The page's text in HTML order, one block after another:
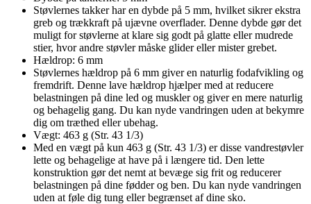
Støvlernes takker har en dybde på 5 mm, hvilket sikrer ekstra
greb og trækkraft på ujævne overflader. Denne dybde gør det
muligt for støvlerne at klare sig godt på glatte eller mudrede
stier, hvor andre støvler måske glider eller mister grebet.
Hældrop: 6 mm
Støvlernes hældrop på 6 mm giver en naturlig fodafvikling og
fremdrift. Denne lave hældrop hjælper med at reducere
belastningen på dine led og muskler og giver en mere naturlig
og behagelig gang. Du kan nyde vandringen uden at bekymre
dig om træthed eller ubehag.
Vægt: 463 g (Str. 43 1/3)
Med en vægt på kun 463 g (Str. 43 1/3) er disse vandrestøvler
lette og behagelige at have på i længere tid. Den lette
konstruktion gør det nemt at bevæge sig frit og reducerer
belastningen på dine fødder og ben. Du kan nyde vandringen
uden at føle dig tung eller begrænset af dine sko.